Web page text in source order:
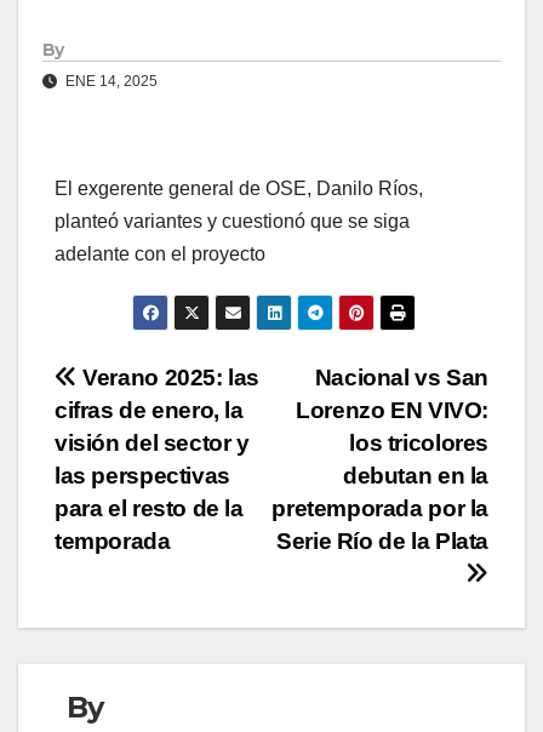
By
ENE 14, 2025
El exgerente general de OSE, Danilo Ríos,
planteó variantes y cuestionó que se siga
adelante con el proyecto
Navegación
de
entradas
Nacional vs San
Lorenzo EN VIVO:
los tricolores
debutan en la
pretemporada por la
Serie Río de la Plata
Verano 2025: las
cifras de enero, la
visión del sector y
las perspectivas
para el resto de la
temporada
By